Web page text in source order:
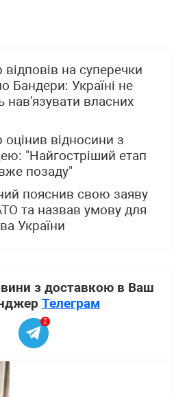
відповів на суперечки
Бандери: Україні не
нав'язувати власних
оцінив відносини з
"Найгостріший етап
позаду"
пояснив свою заяву
та назвав умову для
України
з доставкою в Ваш
Телеграм
2